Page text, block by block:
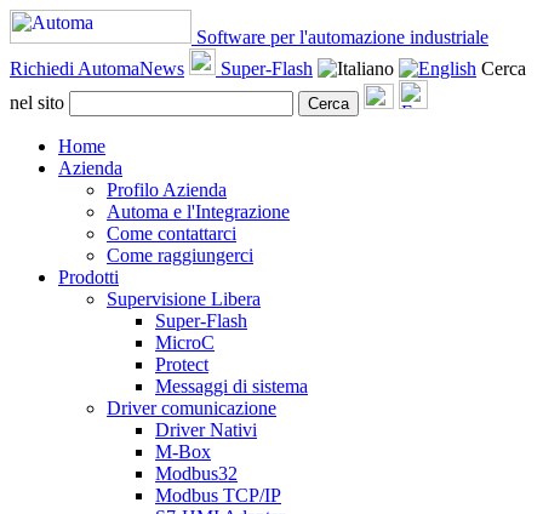
Software per l'automazione industriale
Richiedi AutomaNews
Super-Flash
Cerca
nel sito
Cerca
Home
Azienda
Profilo Azienda
Automa e l'Integrazione
Come contattarci
Come raggiungerci
Prodotti
Supervisione Libera
Super-Flash
MicroC
Protect
Messaggi di sistema
Driver comunicazione
Driver Nativi
M-Box
Modbus32
Modbus TCP/IP